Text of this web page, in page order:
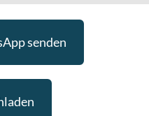
senden